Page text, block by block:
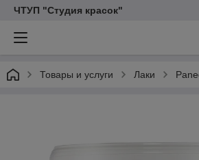
ЧТУП "Студия красок"
Товары и услуги Лаки